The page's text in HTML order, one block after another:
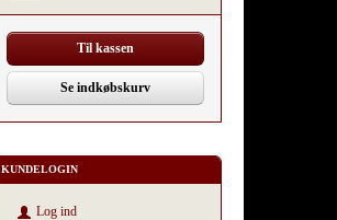
Til kassen
Se indkøbskurv
KUNDELOGIN
Log ind